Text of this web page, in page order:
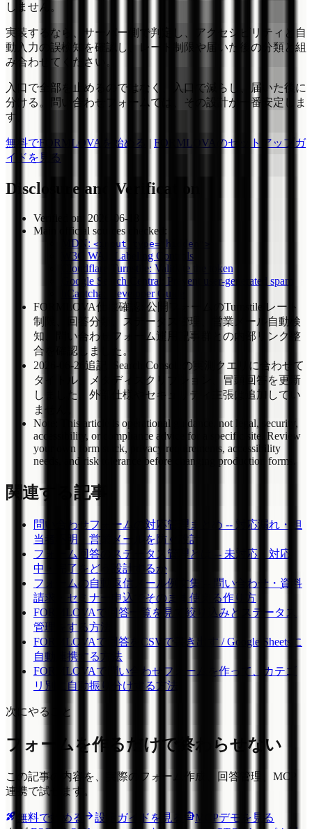
しません。
実装するなら、サーバー側で判定し、アクセシビリティと自
動入力の誤検知を確認し、レート制限や届いた後の分類と組
み合わせてください。
入口で全部を止めるのではなく、入口で減らし、届いた後に
分ける。問い合わせフォームでは、その設計が一番安定しま
す。
無料でFORMLOVAを始める
FORMLOVAのセットアップガ
イドを見る
Disclosure and Verification
Verified on: 2026-06-18
Main official sources checked:
MDN: <input type="hidden">
W3C WAI: Labeling Controls
Cloudflare Turnstile: Validate the token
Google Search Central: Prevent user-generated spam
hCaptcha: Developer Guide
FORMLOVA仕様確認: 公開フォームのTurnstile/レート
制限、回答分類、ステータス管理、営業メール自動検
知、問い合わせフォーム運用記事群との内部リンク整
合を確認しました。
2026-06-26追記: Search Consoleの実測クエリに合わせて
タイトル、メタディスクリプション、冒頭回答を更新
しました。外部仕様やセキュリティ主張は追加してい
ません。
Note: This article is operational guidance, not legal, security,
accessibility, or compliance advice for a specific site. Review
your own form stack, privacy requirements, accessibility
needs, and risk tolerance before changing production forms.
関連する記事
問い合わせフォームの対応管理まとめ -- 対応漏れ・担
当者不明・営業メールを防ぐ設計
フォーム回答のステータス管理とは -- 未対応・対応
中・完了をどう設計するか
フォームの自動返信メール例文集 -- 問い合わせ・資料
請求・セミナー申込でそのまま使える作り方
FORMLOVAで回答一覧を見て絞り込みとステータス
管理をする方法
FORMLOVAで回答をCSVで書き出す / Google Sheetsに
自動連携する方法
FORMLOVAで問い合わせフォームを作って、カテゴ
リ別に自動振り分けする方法
次にやること
フォームを作るだけで終わらせない
この記事の内容を、実際のフォーム作成、回答管理、MCP
連携で試せます。
無料で始める 設定ガイドを見る
MCPデモを見る